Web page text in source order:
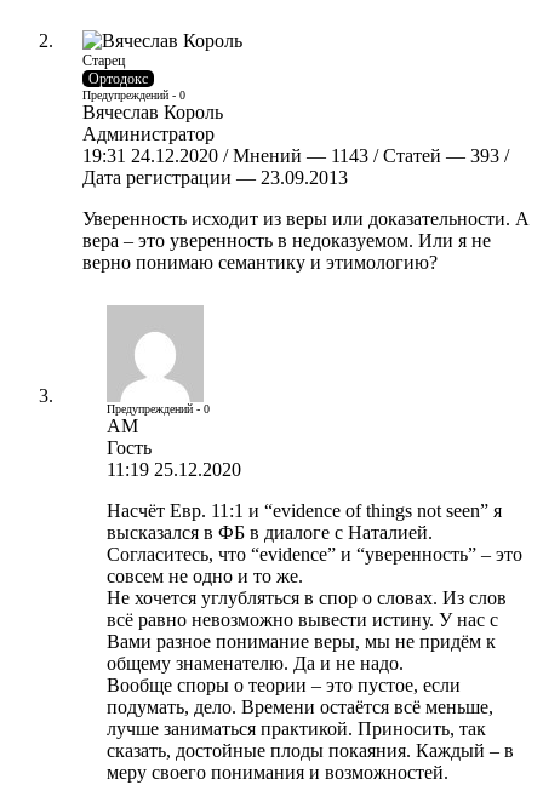
Старец
Ортодокс
Предупреждений - 0
Вячеслав Король
Администратор
19:31 24.12.2020 / Мнений — 1143 / Статей — 393 /
Дата регистрации — 23.09.2013
Уверенность исходит из веры или доказательности. А
вера – это уверенность в недоказуемом. Или я не
верно понимаю семантику и этимологию?
Предупреждений - 0
АМ
Гость
11:19 25.12.2020
Насчёт Евр. 11:1 и “evidence of things not seen” я
высказался в ФБ в диалоге с Наталией.
Согласитесь, что “evidence” и “уверенность” – это
совсем не одно и то же.
Не хочется углубляться в спор о словах. Из слов
всё равно невозможно вывести истину. У нас с
Вами разное понимание веры, мы не придём к
общему знаменателю. Да и не надо.
Вообще споры о теории – это пустое, если
подумать, дело. Времени остаётся всё меньше,
лучше заниматься практикой. Приносить, так
сказать, достойные плоды покаяния. Каждый – в
меру своего понимания и возможностей.